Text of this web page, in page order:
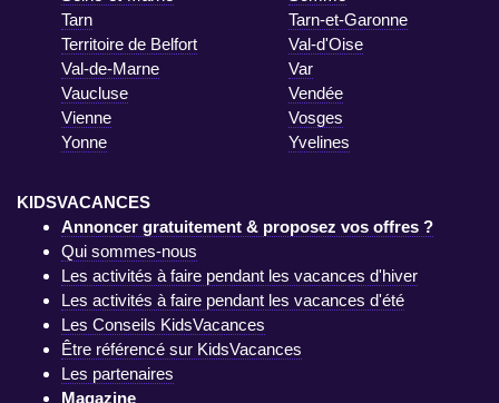
Tarn
Tarn-et-Garonne
Territoire de Belfort
Val-d'Oise
Val-de-Marne
Var
Vaucluse
Vendée
Vienne
Vosges
Yonne
Yvelines
KIDSVACANCES
Annoncer gratuitement & proposez vos offres ?
Qui sommes-nous
Les activités à faire pendant les vacances d'hiver
Les activités à faire pendant les vacances d'été
Les Conseils KidsVacances
Être référencé sur KidsVacances
Les partenaires
Magazine